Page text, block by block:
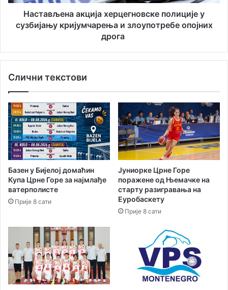
злоупотребе
опојних
дрога
Настављена акција херцегновске полиције у
сузбијању кријумчарења и злоупотребе опојних
дрога
Слични текстови
Базен у Бијелој домаћин
Купа Црне Горе за најмлађе
ватерполисте
Прије 8 сати
Јуниорке Црне Горе
поражене од Њемачке на
старту разигравања на
Еуробаскету
Прије 8 сати